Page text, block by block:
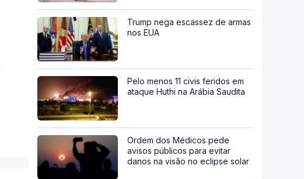
Trump nega escassez de armas
nos EUA
Pelo menos 11 civis feridos em
ataque Huthi na Arábia Saudita
Ordem dos Médicos pede
avisos públicos para evitar
danos na visão no eclipse solar